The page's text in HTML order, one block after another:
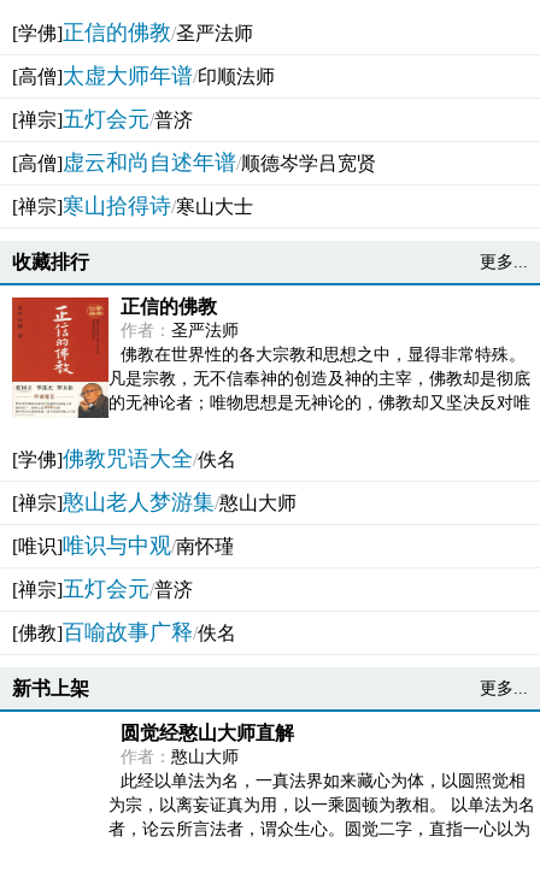
[学佛]正信的佛教/圣严法师
[高僧]太虚大师年谱/印顺法师
[禅宗]五灯会元/普济
[高僧]虚云和尚自述年谱/顺德岑学吕宽贤
[禅宗]寒山拾得诗/寒山大士
收藏排行 更多...
正信的佛教
作者： 圣严法师
佛教在世界性的各大宗教和思想之中，显得非常特殊。
凡是宗教，无不信奉神的创造及神的主宰，佛教却是彻底
的无神论者；唯物思想是无神论的，佛教却又坚决反对唯
[学佛]佛教咒语大全/佚名
[禅宗]憨山老人梦游集/憨山大师
[唯识]唯识与中观/南怀瑾
[禅宗]五灯会元/普济
[佛教]百喻故事广释/佚名
新书上架 更多...
圆觉经憨山大师直解
作者： 憨山大师
此经以单法为名，一真法界如来藏心为体，以圆照觉相
为宗，以离妄证真为用，以一乘圆顿为教相。 以单法为名
者，论云所言法者，谓众生心。圆觉二字，直指一心以为